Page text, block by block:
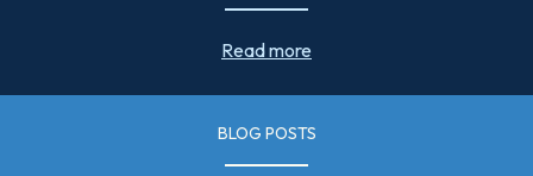
Read more
BLOG POSTS